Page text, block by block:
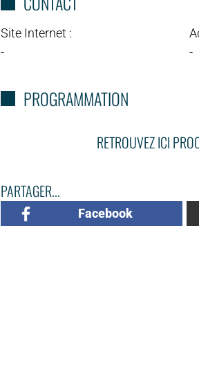
Site Internet :
-
-
PROGRAMMATION
RETROUVEZ ICI
PARTAGER...
Facebook